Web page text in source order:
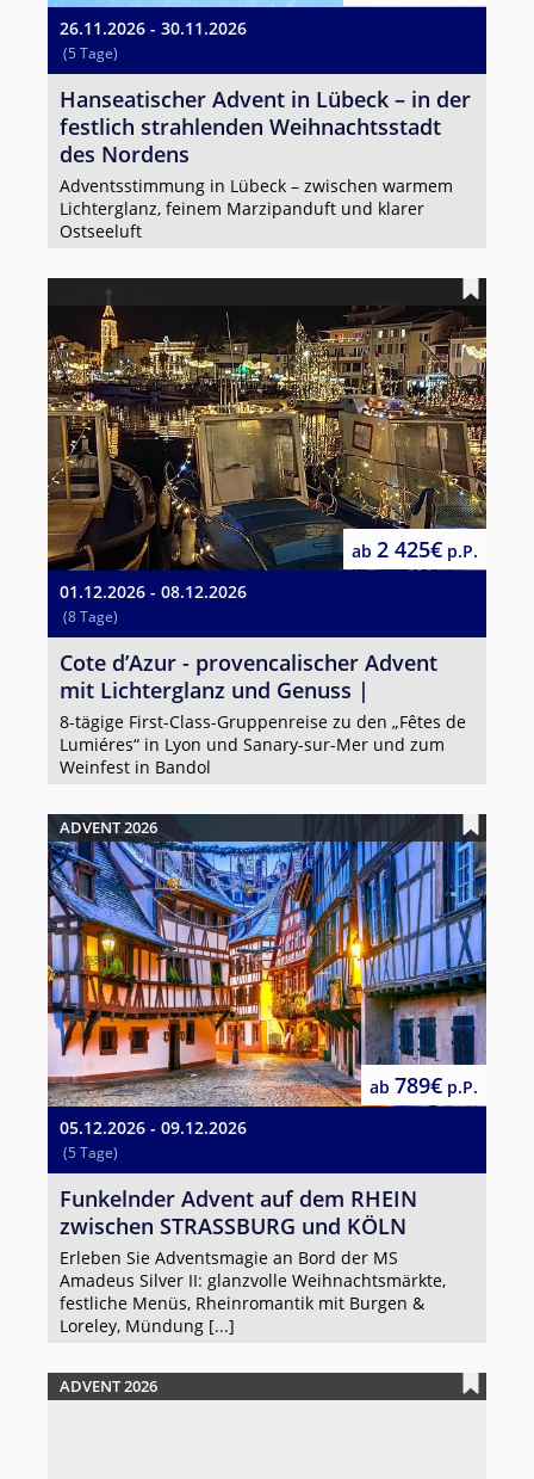
26.11.2026 - 30.11.2026
(5 Tage)
Hanseatischer Advent in Lübeck – in der
festlich strahlenden Weihnachtsstadt
des Nordens
Adventsstimmung in Lübeck – zwischen warmem
Lichterglanz, feinem Marzipanduft und klarer
Ostseeluft
01.12.2026 - 08.12.2026
(8 Tage)
ab 2 425€ p.P.
Cote d’Azur - provencalischer Advent
mit Lichterglanz und Genuss |
8-tägige First-Class-Gruppenreise zu den „Fêtes de
Lumiéres“ in Lyon und Sanary-sur-Mer und zum
Weinfest in Bandol
ADVENT 2026
05.12.2026 - 09.12.2026
(5 Tage)
ab 789€ p.P.
Funkelnder Advent auf dem RHEIN
zwischen STRASSBURG und KÖLN
Erleben Sie Adventsmagie an Bord der MS
Amadeus Silver II: glanzvolle Weihnachtsmärkte,
festliche Menüs, Rheinromantik mit Burgen &
Loreley, Mündung [...]
ADVENT 2026